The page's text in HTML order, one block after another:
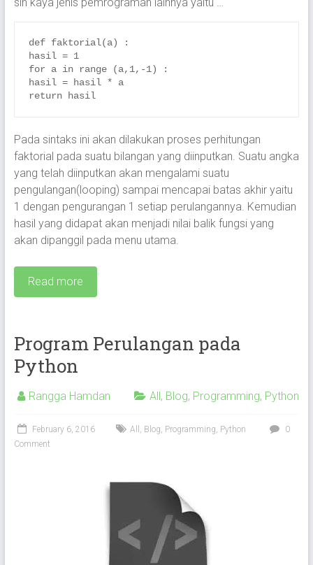
def faktorial(a) :
hasil = 1
for a in range (a,1,-1) :
hasil = hasil * a
return hasil
Pada sintaks ini akan dilakukan proses perhitungan
faktorial pada suatu bilangan yang diinputkan. Suatu angka
yang telah diinputkan akan mengalami suatu
pengulangan(looping) sampai mencapai batas akhir yaitu
1 dengan pengurangan 1 setiap perulangannya. Kemudian
hasil yang didapat akan menjadi nilai balik fungsi yang
akan dipanggil pada menu utama.
Read more
Program Perulangan pada
Python
Rangga Hamdan All, Blog, Programming, Python
February 6, 2016 All Blog Programming Python
0
Comment